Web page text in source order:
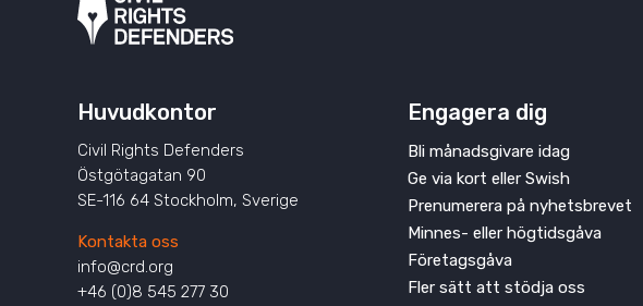
Huvudkontor
Civil Rights Defenders
Östgötagatan 90
SE-116 64 Stockholm, Sverige
Kontakta oss
info@crd.org
+46 (0)8 545 277 30
Engagera dig
Bli månadsgivare idag
Ge via kort eller Swish
Prenumerera på nyhetsbrevet
Minnes- eller högtidsgåva
Företagsgåva
Fler sätt att stödja oss